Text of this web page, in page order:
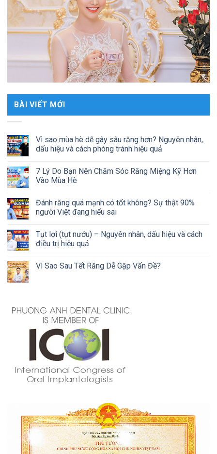
BÀI VIẾT MỚI
Vì sao mùa hè dễ gây sâu răng hơn? Nguyên nhân,
dấu hiệu và cách phòng tránh hiệu quả
7 Lý Do Bạn Nên Chăm Sóc Răng Miệng Kỹ Hơn
Vào Mùa Hè
Đánh răng quá mạnh có tốt không? Sự thật 90%
người Việt đang hiểu sai
Tụt lợi (tụt nướu) – Nguyên nhân, dấu hiệu và cách
điều trị hiệu quả
Vì Sao Sau Tết Răng Dễ Gặp Vấn Đề?